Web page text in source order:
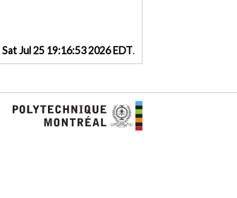
Sat Jul 25 19:16:53 2026 EDT.